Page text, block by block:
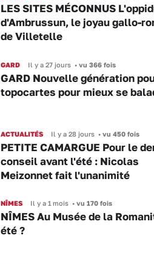
LES SITES MÉCONNUS
d'Ambrussun, le joyau gallo-
de Villetelle
GARD Il y a 27 jours •vu 366 fois
GARD Nouvelle génération
topocartes pour mieux se
ACTUALITÉS Il y a 28 jours •vu 450 fois
PETITE CAMARGUE Pour le
conseil avant l'été : Nicolas
Meizonnet fait l'unanimité
NÎMES Il y a 1 mois •vu 170 fois
NÎMES Au Musée de la
été ?